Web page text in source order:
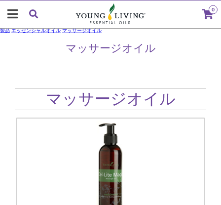
0
マッサージオイル
製品 エッセンシャルオイル マッサージオイル
マッサージオイル